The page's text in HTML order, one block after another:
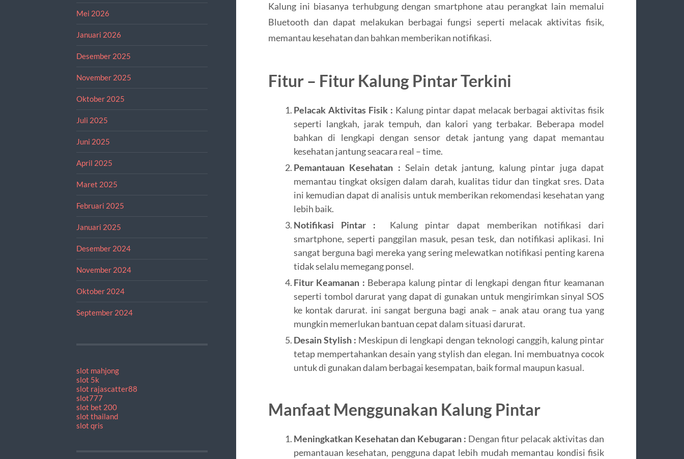
Mei 2026
Januari 2026
Desember 2025
November 2025
Oktober 2025
Juli 2025
Juni 2025
April 2025
Maret 2025
Februari 2025
Januari 2025
Desember 2024
November 2024
Oktober 2024
September 2024
slot mahjong
slot 5k
slot rajascatter88
slot777
slot bet 200
slot thailand
slot qris
Kalung ini biasanya terhubgung dengan smartphone atau perangkat lain memalui
Bluetooth dan dapat melakukan berbagai fungsi seperti melacak aktivitas fisik,
memantau kesehatan dan bahkan memberikan notifikasi.
Fitur – Fitur Kalung Pintar Terkini
Pelacak Aktivitas Fisik : Kalung pintar dapat melacak berbagai aktivitas fisik
seperti langkah, jarak tempuh, dan kalori yang terbakar. Beberapa model
bahkan di lengkapi dengan sensor detak jantung yang dapat memantau
kesehatan jantung seacara real – time.
Pemantauan Kesehatan : Selain detak jantung, kalung pintar juga dapat
memantau tingkat oksigen dalam darah, kualitas tidur dan tingkat sres. Data
ini kemudian dapat di analisis untuk memberikan rekomendasi kesehatan yang
lebih baik.
Notifikasi Pintar :
Kalung pintar dapat memberikan notifikasi dari
smartphone, seperti panggilan masuk, pesan tesk, dan notifikasi aplikasi. Ini
sangat berguna bagi mereka yang sering melewatkan notifikasi penting karena
tidak selalu memegang ponsel.
Fitur Keamanan : Beberapa kalung pintar di lengkapi dengan fitur keamanan
seperti tombol darurat yang dapat di gunakan untuk mengirimkan sinyal SOS
ke kontak darurat. ini sangat berguna bagi anak – anak atau orang tua yang
mungkin memerlukan bantuan cepat dalam situasi darurat.
Desain Stylish : Meskipun di lengkapi dengan teknologi canggih, kalung pintar
tetap mempertahankan desain yang stylish dan elegan. Ini membuatnya cocok
untuk di gunakan dalam berbagai kesempatan, baik formal maupun kasual.
Manfaat Menggunakan Kalung Pintar
Meningkatkan Kesehatan dan Kebugaran : Dengan fitur pelacak aktivitas dan
pemantauan kesehatan, pengguna dapat lebih mudah memantau kondisi fisik